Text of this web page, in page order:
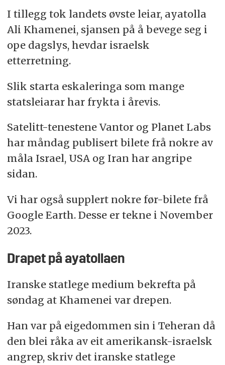
I tillegg tok landets øvste leiar, ayatolla
Ali Khamenei, sjansen på å bevege seg i
ope dagslys, hevdar israelsk
etterretning.
Slik starta eskaleringa som mange
statsleiarar har frykta i årevis.
Satelitt-tenestene Vantor og Planet Labs
har måndag publisert bilete frå nokre av
måla Israel, USA og Iran har angripe
sidan.
Vi har også supplert nokre før-bilete frå
Google Earth. Desse er tekne i November
2023.
Drapet på ayatollaen
Iranske statlege medium bekrefta på
søndag at Khamenei var drepen.
Han var på eigedommen sin i Teheran då
den blei råka av eit amerikansk-israelsk
angrep, skriv det iranske statlege